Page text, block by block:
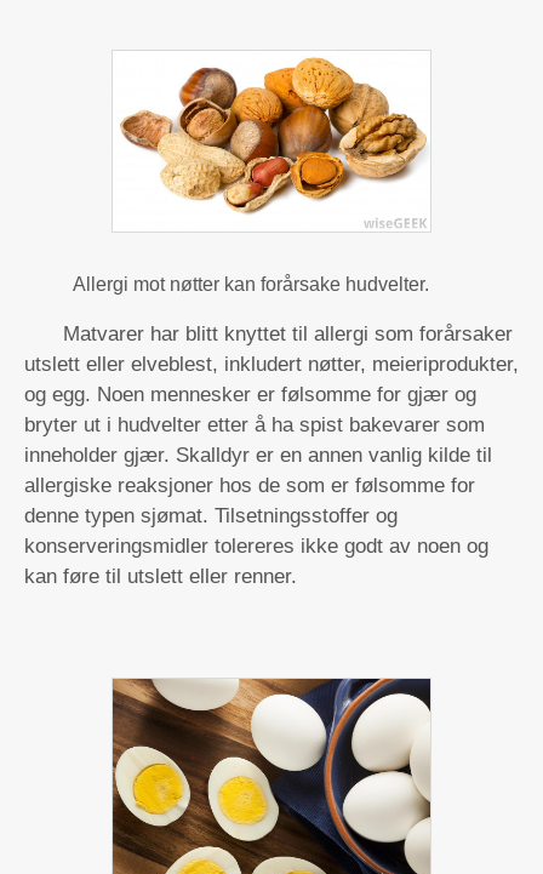
Allergi mot nøtter kan forårsake hudvelter.
Matvarer har blitt knyttet til allergi som forårsaker
utslett eller elveblest, inkludert nøtter, meieriprodukter,
og egg. Noen mennesker er følsomme for gjær og
bryter ut i hudvelter etter å ha spist bakevarer som
inneholder gjær. Skalldyr er en annen vanlig kilde til
allergiske reaksjoner hos de som er følsomme for
denne typen sjømat. Tilsetningsstoffer og
konserveringsmidler tolereres ikke godt av noen og
kan føre til utslett eller renner.